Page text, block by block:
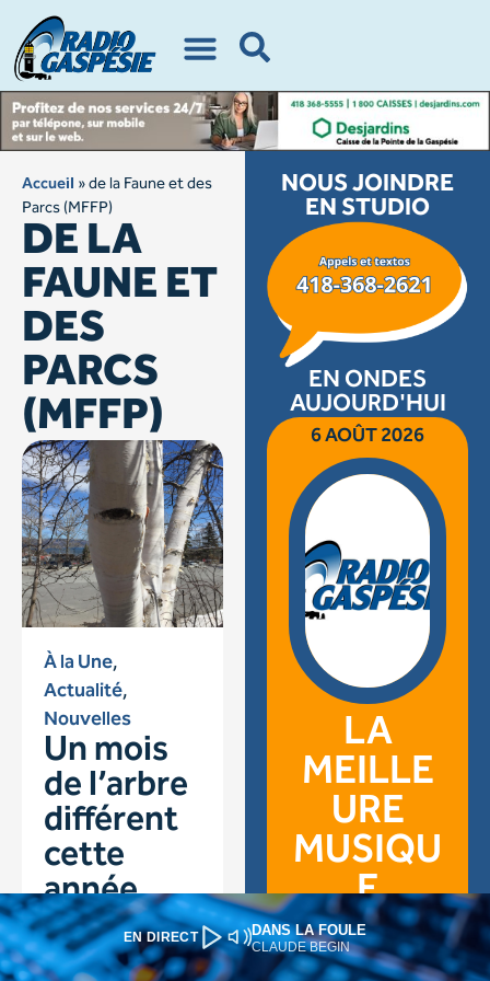
EN DIRECT DANS LA FOULE
CLAUDE BEGIN